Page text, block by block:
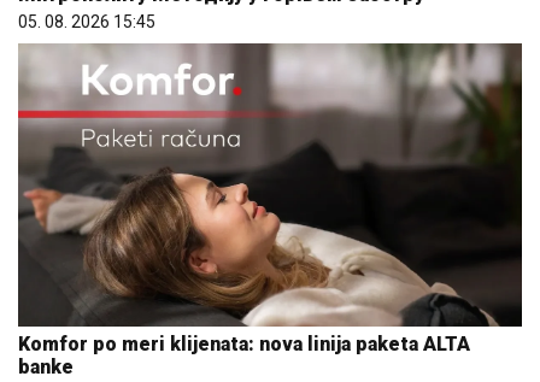
05. 08. 2026 15:45
Komfor po meri klijenata: nova linija paketa ALTA
banke